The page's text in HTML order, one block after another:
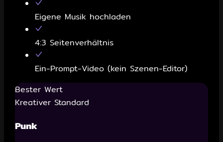
Eigene Musik hochladen
4:3 Seitenverhältnis
Ein-Prompt-Video (kein Szenen-Editor)
Bester Wert
Kreativer Standard
Punk